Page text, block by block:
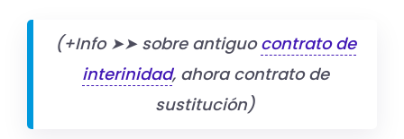
(+Info ➤➤ sobre antiguocontrato de
interinidad, ahora contrato de
sustitución)